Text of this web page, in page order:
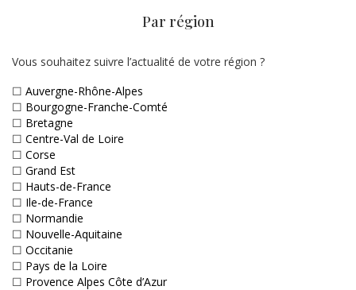
Par région
Vous souhaitez suivre l’actualité de votre région ?
☐ Auvergne-Rhône-Alpes
☐ Bourgogne-Franche-Comté
☐ Bretagne
☐ Centre-Val de Loire
☐ Corse
☐ Grand Est
☐ Hauts-de-France
☐ Ile-de-France
☐ Normandie
☐ Nouvelle-Aquitaine
☐ Occitanie
☐ Pays de la Loire
☐ Provence Alpes Côte d’Azur